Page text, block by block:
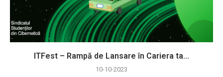
ITFest – Rampă de Lansare în Cariera ta...
10-10-2023